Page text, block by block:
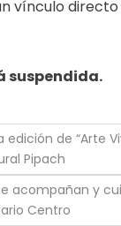
vínculo
suspendida.
de “Arte
Pipach
acompañan y
Centro